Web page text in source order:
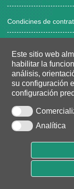
Este sitio web
habilitar la
análisis,
su configuración
configuración
Analítica
Condicines de
Horario
Lunes a viernes, de
Dos tardes/semana: